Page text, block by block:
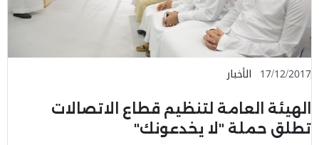
17/12/2017 الأخبار
الهيئة العامة لتنظيم قطاع الاتصالات
تطلق حملة "لا يخدعونك"